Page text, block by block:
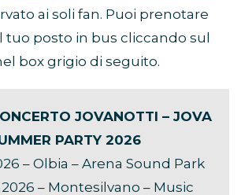
ai soli fan. Puoi prenotare
posto in bus cliccando sul
box grigio di seguito.
JOVANOTTI – JOVA
PARTY 2026
– Olbia – Arena Sound Park
– Montesilvano – Music